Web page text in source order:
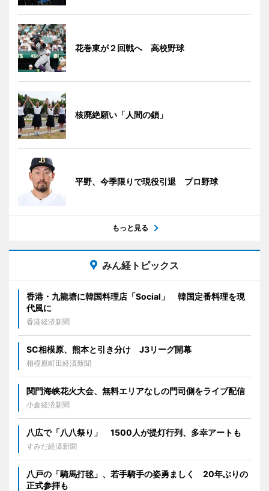
花巻東が２回戦へ 高校野球
核廃絶願い「人間の鎖」
平野、今季限りで現役引退 プロ野球
もっと見る
みん経トピックス
香港・九龍塘に韓国料理店「Social」 韓国定番料理を現
代風に
香港経済新聞
SC相模原、熊本と引き分け J3リーグ開幕
相模原町田経済新聞
関門海峡花火大会、無料エリアなしの門司側をライブ配信
小倉経済新聞
八広で「八八祭り」 1500人が提灯行列、多幸アートも
すみだ経済新聞
八戸の「騎馬打毬」、若手騎手の姿勇ましく 20年ぶりの
正式参拝も